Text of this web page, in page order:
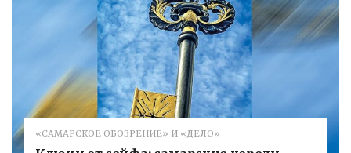
«САМАРСКОЕ ОБОЗРЕНИЕ» И «ДЕЛО»